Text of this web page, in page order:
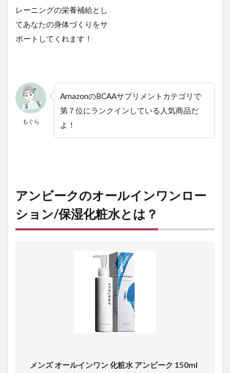
レーニングの栄養補給とし
てあなたの身体づくりをサ
ポートしてくれます！
もぐら
AmazonのBCAAサプリメントカテゴリで
第７位にランクインしている人気商品だ
よ！
アンビークのオールインワンロー
ション/保湿化粧水とは？
メンズ オールインワン 化粧水 アンビーク 150ml